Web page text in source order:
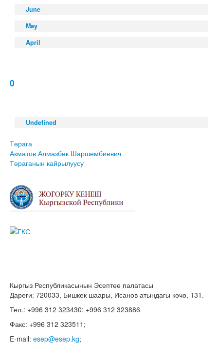
June
May
April
0
Undefined
Төрага
Акматов Алмазбек Шаршембиевич
Төраганын кайрылуусу
Кыргыз Республикасынын Эсептөө палатасы
Дареги: 720033, Бишкек шаары, Исанов атындагы көчө, 131.
Тел.: +996 312 323430; +996 312 323886
Факс: +996 312 323511;
E-mail: esep@esep.kg;